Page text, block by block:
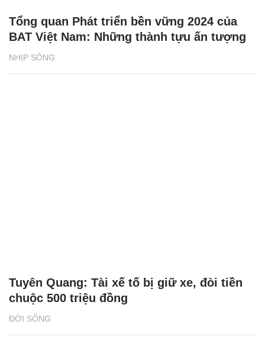
NHỊP SỐNG
Tổng quan Phát triển bền vững 2024 của
BAT Việt Nam: Những thành tựu ấn tượng
ĐỜI SỐNG
Tuyên Quang: Tài xế tố bị giữ xe, đòi tiền
chuộc 500 triệu đồng